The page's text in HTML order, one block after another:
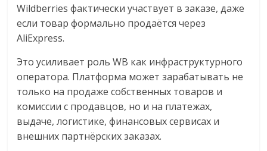
Wildberries фактически участвует в заказе, даже
если товар формально продаётся через
AliExpress.
Это усиливает роль WB как инфраструктурного
оператора. Платформа может зарабатывать не
только на продаже собственных товаров и
комиссии с продавцов, но и на платежах,
выдаче, логистике, финансовых сервисах и
внешних партнёрских заказах.